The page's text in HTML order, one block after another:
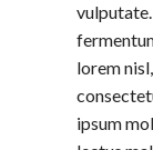
lorem
ipsum